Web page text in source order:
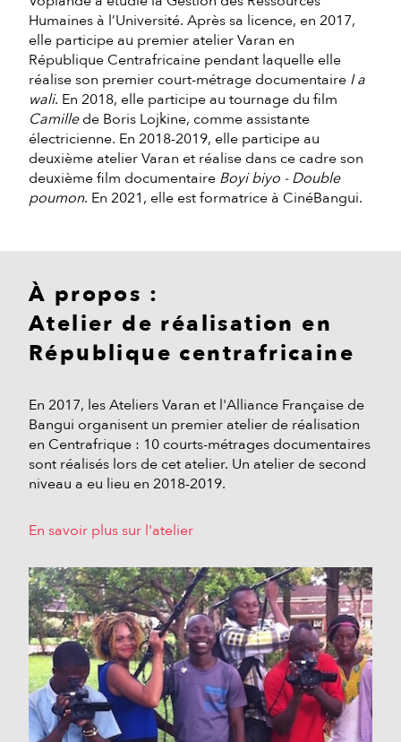
Humaines à l’Université. Après sa licence, en 2017,
elle participe au premier atelier Varan en
République Centrafricaine pendant laquelle elle
réalise son premier court-métrage documentaire I a
wali. En 2018, elle participe au tournage du film
Camillede Boris Lojkine, comme assistante
électricienne. En 2018-2019, elle participe au
deuxième atelier Varan et réalise dans ce cadre son
deuxième film documentaire Boyi biyo - Double
poumon. En 2021, elle est formatrice à CinéBangui.
À propos :
Atelier de réalisation en
République centrafricaine
En 2017, les Ateliers Varan et l'Alliance Française de
Bangui organisent un premier atelier de réalisation
en Centrafrique : 10 courts-métrages documentaires
sont réalisés lors de cet atelier. Un atelier de second
niveau a eu lieu en 2018-2019.
En savoir plus sur l'atelier